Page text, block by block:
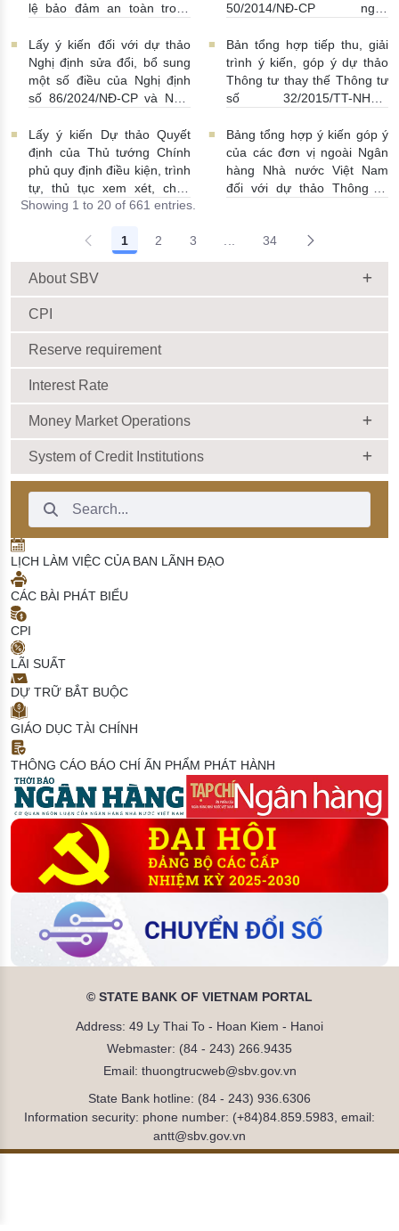
lệ bảo đảm an toàn trong
thương mại, chi nhánh ngân
hàng nước ngoài
25/06/2026 | 16:00:00
50/2014/NĐ-CP ngày
ngoại hối nhà nước
23/06/2026 | 08:00:00
Lấy ý kiến đối với dự thảo
Nghị định sửa đổi, bổ sung
một số điều của Nghị định
số 86/2024/NĐ-CP và Nghị
22/06/2026 | 09:13:00
Bản tổng hợp tiếp thu, giải
trình ý kiến, góp ý dự thảo
Thông tư thay thế Thông tư
số 32/2015/TT-NHNN
Lấy ý kiến Dự thảo Quyết
định của Thủ tướng Chính
phủ quy định điều kiện, trình
tự, thủ tục xem xét, chấp
thuận cho Tổ chức kinh tế
lãnh cho người không cư trú
18/06/2026 | 15:57:00
Bảng tổng hợp ý kiến góp ý
của các đơn vị ngoài Ngân
hàng Nhà nước Việt Nam
đối với dự thảo Thông tư
định về chế độ báo cáo định
kỳ NHNN Việt Nam
Showing 1 to 20 of 661 entries.
1 2 3 Intermediate Pages Use
34
About SBV
CPI
Reserve requirement
Interest Rate
Money Market Operations
System of Credit Institutions
Search Bar
LỊCH LÀM VIỆC CỦA BAN LÃNH ĐẠO
CÁC BÀI PHÁT BIỂU
CPI
LÃI SUẤT
DỰ TRỮ BẮT BUỘC
GIÁO DỤC TÀI CHÍNH
THÔNG CÁO BÁO CHÍ ẤN PHẨM PHÁT HÀNH
© STATE BANK OF VIETNAM PORTAL
Address: 49 Ly Thai To - Hoan Kiem - Hanoi
Webmaster: (84 - 243) 266.9435
Email: thuongtrucweb@sbv.gov.vn
State Bank hotline: (84 - 243) 936.6306
Information security: phone number: (+84)84.859.5983, email:
antt@sbv.gov.vn